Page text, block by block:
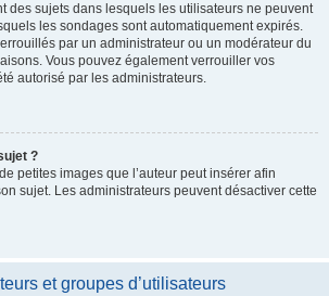
des sujets dans lesquels les utilisateurs ne peuvent
les sondages sont automatiquement expirés.
par un administrateur ou un modérateur du
Vous pouvez également verrouiller vos
autorisé par les administrateurs.
?
petites images que l’auteur peut insérer afin
sujet. Les administrateurs peuvent désactiver cette
et groupes d’utilisateurs